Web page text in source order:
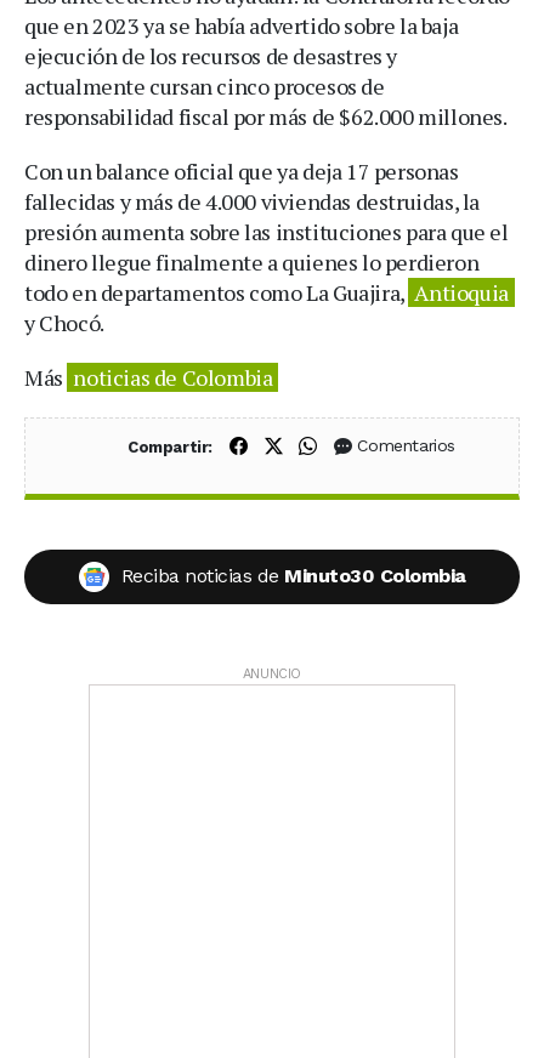
que en 2023 ya se había advertido sobre la baja
ejecución de los recursos de desastres y
actualmente cursan cinco procesos de
responsabilidad fiscal por más de $62.000 millones.
Con un balance oficial que ya deja 17 personas
fallecidas y más de 4.000 viviendas destruidas, la
presión aumenta sobre las instituciones para que el
dinero llegue finalmente a quienes lo perdieron
todo en departamentos como La Guajira, Antioquia
y Chocó.
Más noticias de Colombia
Compartir: Compartir en Facebook
Compartir en X (Twitter)
Compartir en WhatsApp
Comentarios
Reciba noticias de Minuto30 Colombia
ANUNCIO